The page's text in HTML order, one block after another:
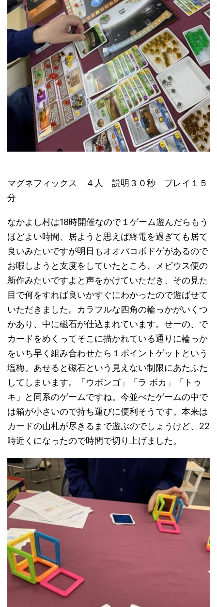
マグネフィックス ４人 説明３０秒 プレイ１５
分
なかよし村は18時開催なので１ゲーム遊んだらもう
ほどよい時間、居ようと思えば終電を過ぎても居て
良いみたいですが明日もオオバコボドゲがあるので
お暇しようと支度をしていたところ、メビウス便の
新作みたいですよと声をかけていただき、その見た
目で何をすれば良いかすぐにわかったので遊ばせて
いただきました。カラフルな四角の輪っかがいくつ
かあり、中に磁石が仕込まれています。せーの、で
カードをめくってそこに描かれている通りに輪っか
をいち早く組み合わせたら１ポイントゲットという
塩梅。あせると磁石という見えない制限にあたふた
してしまいます。「ウボンゴ」「ラ ボカ」「トゥ
キ」と同系のゲームですね。今並べたゲームの中で
は箱が小さいので持ち運びに便利そうです。本来は
カードの山札が尽きるまで遊ぶのでしょうけど、22
時近くになったので時間で切り上げました。